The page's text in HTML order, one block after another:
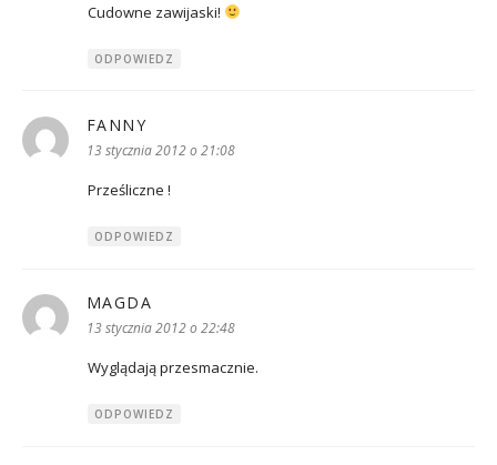
Cudowne zawijaski!
ODPOWIEDZ
FANNY
13 stycznia 2012 o 21:08
Prześliczne !
ODPOWIEDZ
MAGDA
13 stycznia 2012 o 22:48
Wyglądają przesmacznie.
ODPOWIEDZ